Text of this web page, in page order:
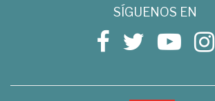
SÍGUENOS EN